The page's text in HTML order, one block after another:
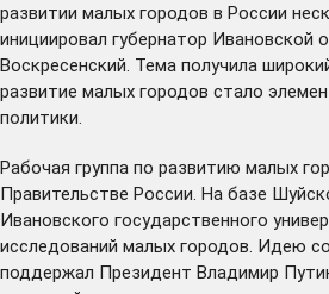
развитии малых городов в России
инициировал губернатор Ивановской
Воскресенский. Тема получила
развитие малых городов стало
политики.
Рабочая группа по развитию малых
Правительстве России. На базе
Ивановского государственного
исследований малых городов . Идею
поддержал Президент Владимир